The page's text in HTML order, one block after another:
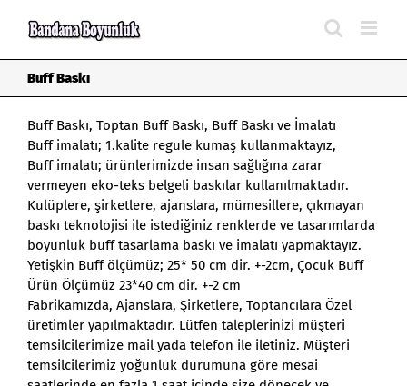
Buff Baskı
Buff Baskı, Toptan Buff Baskı, Buff Baskı ve İmalatı
Buff imalatı; 1.kalite regule kumaş kullanmaktayız,
Buff imalatı; ürünlerimizde insan sağlığına zarar
vermeyen eko-teks belgeli baskılar kullanılmaktadır.
Kulüplere, şirketlere, ajanslara, mümesillere, çıkmayan
baskı teknolojisi ile istediğiniz renklerde ve tasarımlarda
boyunluk bufftasarlama baskı ve imalatı yapmaktayız.
Yetişkin Buff ölçümüz; 25* 50 cm dir. +-2cm, Çocuk Buff
Ürün Ölçümüz 23*40 cm dir. +-2 cm
Fabrikamızda, Ajanslara, Şirketlere, Toptancılara Özel
üretimler yapılmaktadır. Lütfen taleplerinizi müşteri
temsilcilerimize mail yada telefon ile iletiniz. Müşteri
temsilcilerimiz yoğunluk durumuna göre mesai